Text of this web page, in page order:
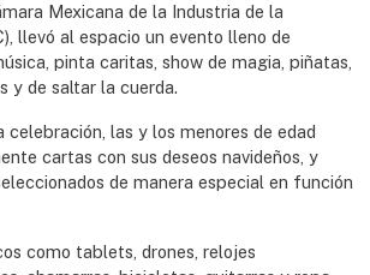
Mexicana de la Industria de la
llevó al espacio un evento lleno de
pinta caritas, show de magia, piñatas,
y de saltar la cuerda.
celebración, las y los menores de edad
cartas con sus deseos navideños, y
de manera especial en función
como tablets, drones, relojes